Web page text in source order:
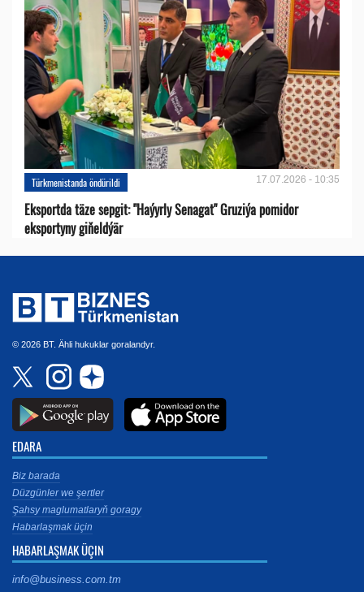
Türkmenistanda öndürildi 17.07.2026 - 10:35
Eksportda täze sepgit: "Haýyrly Senagat" Gruziýa pomidor
eksportyny giňeldýär
© 2026 BT. Ähli hukuklar goralandyr.
EDARA
Biz barada
Düzgünler we şertler
Şahsy maglumatlaryň goragy
Habarlaşmak üçin
HABARLAŞMAK ÜÇIN
info@business.com.tm